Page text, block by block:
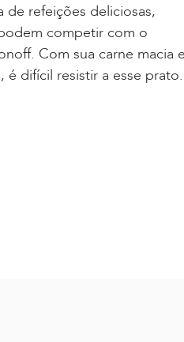
de refeições deliciosas,
competir com o
Com sua carne macia e
é difícil resistir a esse prato.